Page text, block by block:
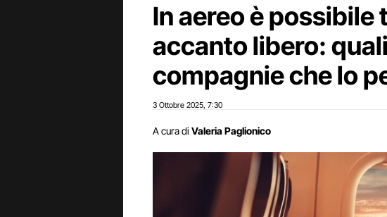
In aereo è possibile
accanto libero:
compagnie che lo
3 Ottobre 2025 7:30
A cura di Valeria Paglionico